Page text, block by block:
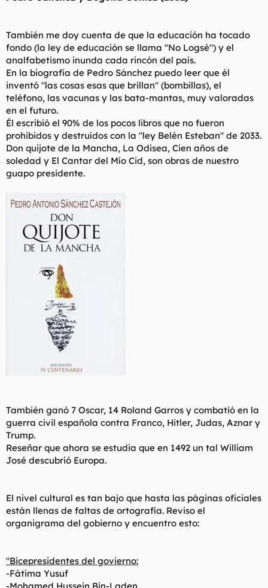
También me doy cuenta de que la educación ha tocado
fondo (la ley de educación se llama "No Logsé") y el
analfabetismo inunda cada rincón del país.
En la biografía de Pedro Sánchez puedo leer que él
inventó "las cosas esas que brillan" (bombillas), el
teléfono, las vacunas y las bata-mantas, muy valoradas
en el futuro.
Él escribió el 90% de los pocos libros que no fueron
prohibidos y destruídos con la "ley Belén Esteban" de 2033.
Don quijote de la Mancha, La Odisea, Cien años de
soledad y El Cantar del Mío Cid, son obras de nuestro
guapo presidente.
También ganó 7 Oscar, 14 Roland Garros y combatió en la
guerra civil española contra Franco, Hitler, Judas, Aznar y
Trump.
Reseñar que ahora se estudia que en 1492 un tal William
José descubrió Europa.
El nivel cultural es tan bajo que hasta las páginas oficiales
están llenas de faltas de ortografía. Reviso el
organigrama del gobierno y encuentro esto:
"Bicepresidentes del govierno:
-Fátima Yusuf
-Mohamed Hussein Bin-Laden